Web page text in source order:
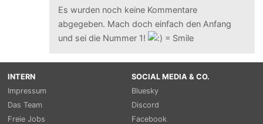
Es wurden noch keine Kommentare
abgegeben. Mach doch einfach den Anfang
und sei die Nummer 1!
INTERN
Impressum
Das Team
Freie Jobs
SOCIAL MEDIA & CO.
Bluesky
Discord
Facebook